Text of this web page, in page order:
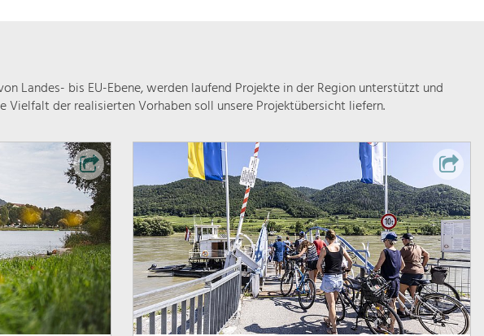
Landes- bis EU-Ebene, werden laufend Projekte in der Region unterstützt und
Vielfalt der realisierten Vorhaben soll unsere Projektübersicht liefern.